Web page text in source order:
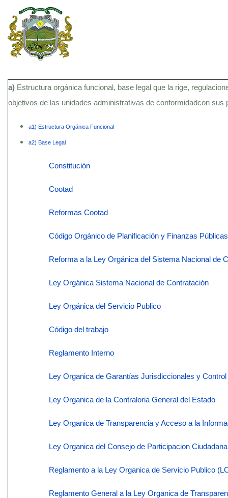
a) Estructura orgánica funcional, base legal que la rige,
objetivos de las unidades administrativas de conformidadcon sus
a1) Estructura Orgánica Funcional
a2) Base Legal
Constitución
Cootad
Reformas Cootad
Código Orgánico de Planificación y Finanzas Públicas
Reforma a la Ley Orgánica del Sistema Nacional de
Ley Orgánica Sistema Nacional de Contratación
Ley Orgánica del Servicio Publico
Código del trabajo
Reglamento Interno
Ley Organica de Garantías Jurisdiccionales y
Ley Organica de la Contraloria General del Estado
Ley Organica de Transparencia y Acceso a la
Ley Organica del Consejo de Participacion
Reglamento a la Ley Organica de Servicio Publico
Reglamento General a la Ley Organica de